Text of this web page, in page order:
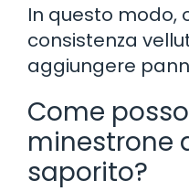
In questo modo,
consistenza
aggiungere
Come
minestrone
saporito?